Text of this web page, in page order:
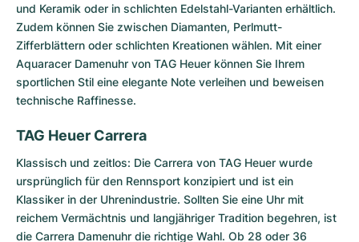
und Keramik oder in schlichten Edelstahl-Varianten erhältlich.
Zudem können Sie zwischen Diamanten, Perlmutt-
Zifferblättern oder schlichten Kreationen wählen. Mit einer
Aquaracer Damenuhr von TAG Heuer können Sie Ihrem
sportlichen Stil eine elegante Note verleihen und beweisen
technische Raffinesse.
TAG Heuer Carrera
Klassisch und zeitlos: Die Carrera von TAG Heuer wurde
ursprünglich für den Rennsport konzipiert und ist ein
Klassiker in der Uhrenindustrie. Sollten Sie eine Uhr mit
reichem Vermächtnis und langjähriger Tradition begehren, ist
die Carrera Damenuhr die richtige Wahl. Ob 28 oder 36